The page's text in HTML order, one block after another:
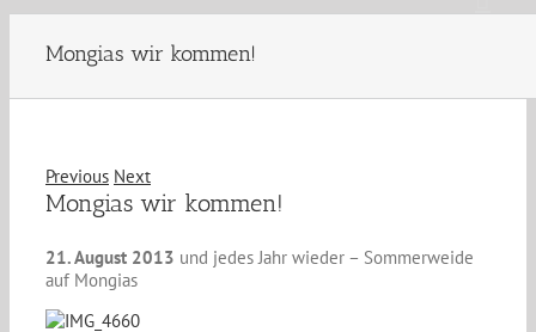
Mongias wir kommen!
Previous Next
Mongias wir kommen!
21. August 2013 und jedes Jahr wieder – Sommerweide
auf Mongias